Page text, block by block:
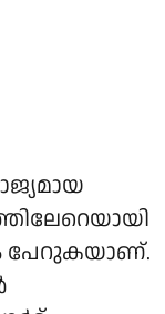
പേറുകയാണ്.